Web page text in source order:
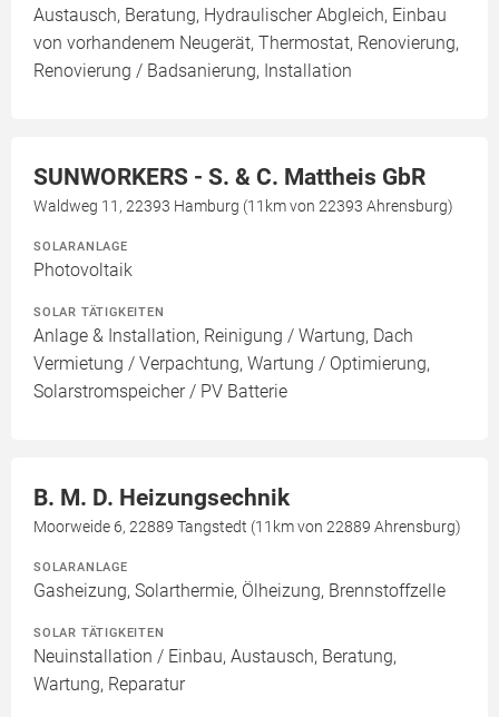
Austausch, Beratung, Hydraulischer Abgleich, Einbau
von vorhandenem Neugerät, Thermostat, Renovierung,
Renovierung / Badsanierung, Installation
SUNWORKERS - S. & C. Mattheis GbR
Waldweg 11, 22393 Hamburg (11km von 22393 Ahrensburg)
SOLARANLAGE
Photovoltaik
SOLAR TÄTIGKEITEN
Anlage & Installation, Reinigung / Wartung, Dach
Vermietung / Verpachtung, Wartung / Optimierung,
Solarstromspeicher / PV Batterie
B. M. D. Heizungsechnik
Moorweide 6, 22889 Tangstedt (11km von 22889 Ahrensburg)
SOLARANLAGE
Gasheizung, Solarthermie, Ölheizung, Brennstoffzelle
SOLAR TÄTIGKEITEN
Neuinstallation / Einbau, Austausch, Beratung,
Wartung, Reparatur